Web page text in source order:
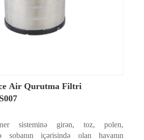
Air Qurutma Filtri
sisteminə girən, toz, polen,
sobanın içərisində olan havanın